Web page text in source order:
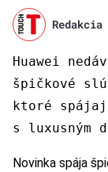
Redakcia
Huawei
špičkové
ktoré
s luxusným
Novinka spája